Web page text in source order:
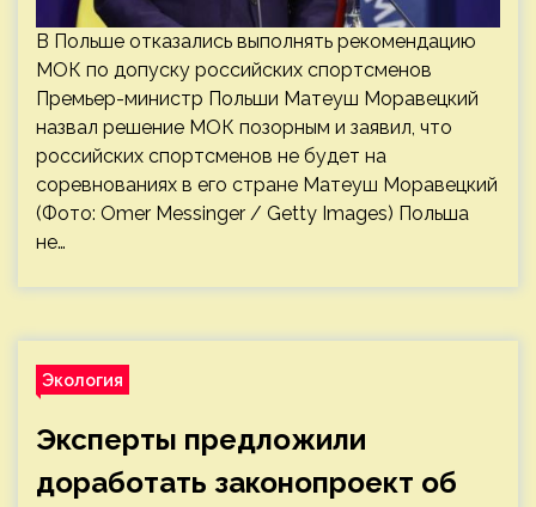
В Польше отказались выполнять рекомендацию
МОК по допуску российских спортсменов
Премьер-министр Польши Матеуш Моравецкий
назвал решение МОК позорным и заявил, что
российских спортсменов не будет на
соревнованиях в его стране Матеуш Моравецкий
(Фото: Omer Messinger / Getty Images) Польша
не…
Экология
Эксперты предложили
доработать законопроект об